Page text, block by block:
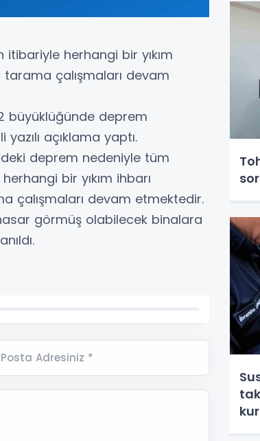
itibariyle herhangi bir yıkım
tarama çalışmaları devam
büyüklüğünde deprem
açıklama yaptı.
deprem nedeniyle tüm
bir yıkım ihbarı
çalışmaları devam etmektedir.
görmüş olabilecek binalara
Adresiniz *